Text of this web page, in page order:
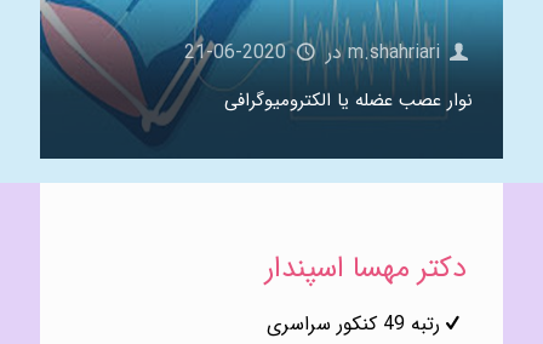
m.shahriari در 2020-06-21
نوار عصب عضله يا الكتروميوگرافى
دكتر مهسا اسپندار
رتبه 49 کنکور سراسری